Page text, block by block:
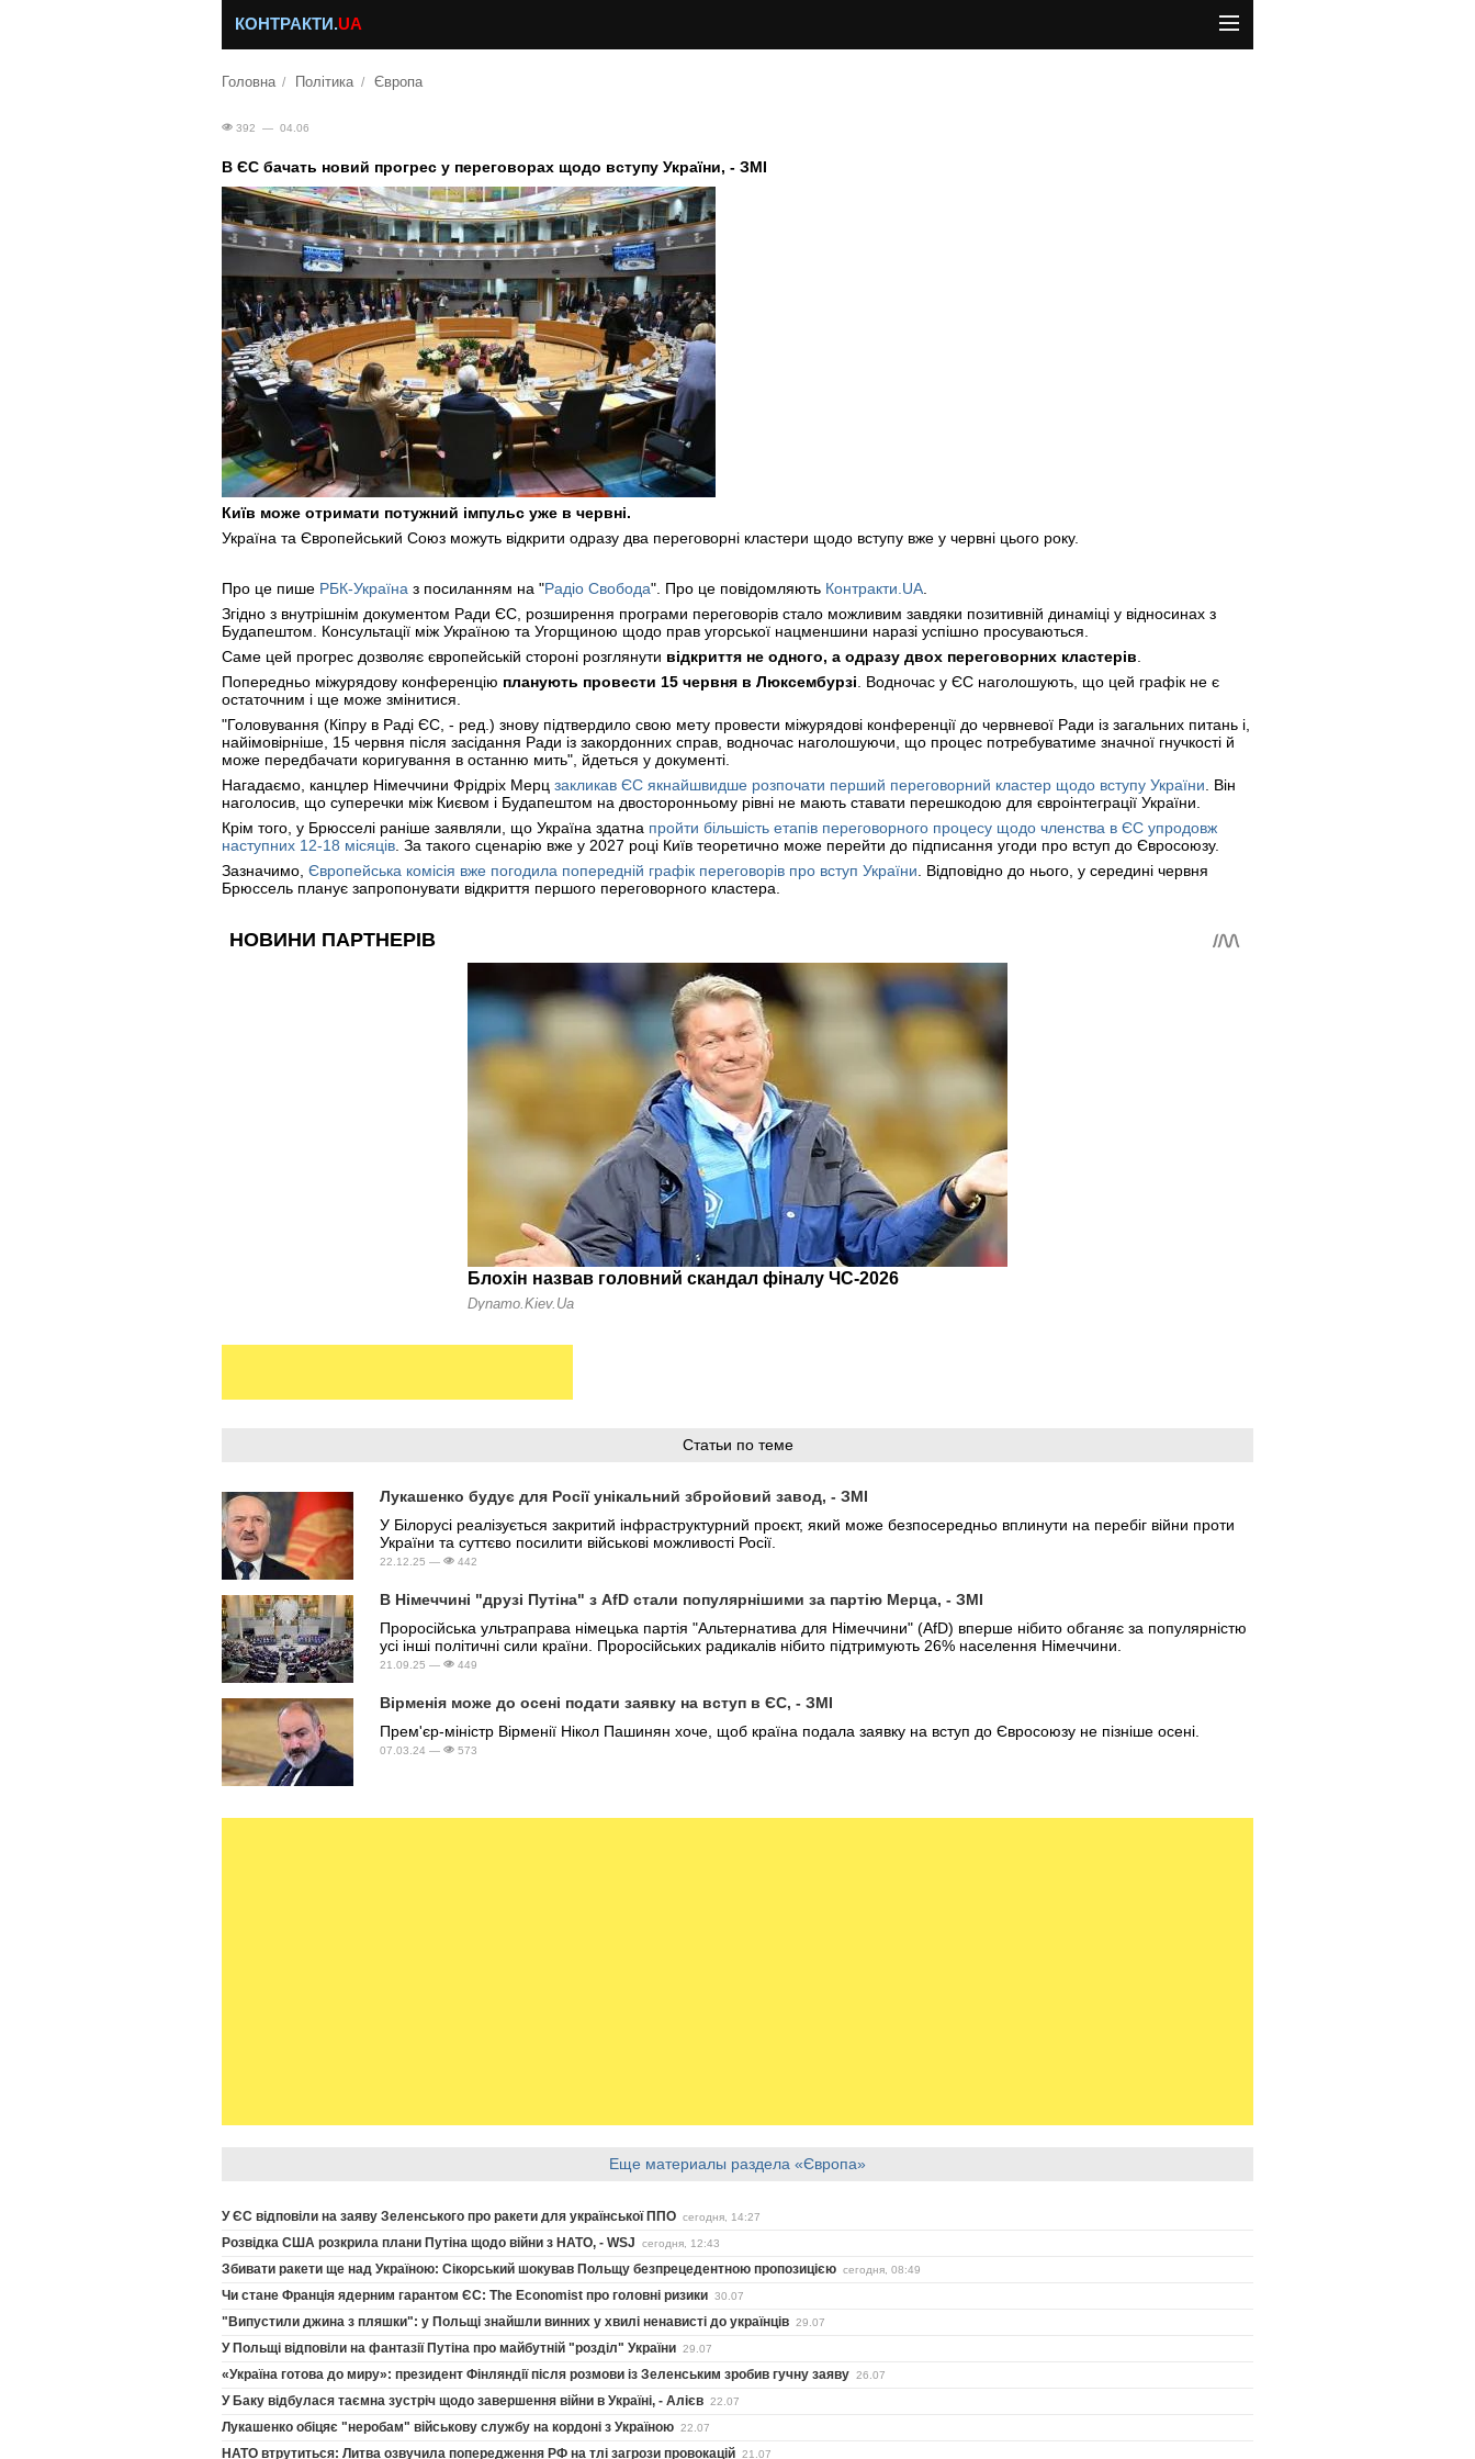
КОНТРАКТИ.UA
Головна Політика Європа
392 — 04.06
В ЄС бачать новий прогрес у переговорах щодо вступу України, - ЗМІ
Київ може отримати потужний імпульс уже в червні.
Україна та Європейський Союз можуть відкрити одразу два переговорні кластери щодо вступу вже у червні цього року.
Про це пише РБК-Україна з посиланням на "Радіо Свобода". Про це повідомляють Контракти.UA
Згідно з внутрішнім документом Ради ЄС, розширення програми переговорів стало можливим завдяки позитивній динаміці у відносинах з
Будапештом. Консультації між Україною та Угорщиною щодо прав угорської нацменшини наразі успішно просуваються.
Саме цей прогрес дозволяє європейській стороні розглянути відкриття не одного, а одразу двох переговорних кластерів
Попередньо міжурядову конференцію планують провести 15 червня в Люксембурзі . Водночас у ЄС наголошують, що цей графік не є
остаточним і ще може змінитися.
"Головування (Кіпру в Раді ЄС, - ред.) знову підтвердило свою мету провести міжурядові конференції до червневої Ради із загальних питань і,
найімовірніше, 15 червня після засідання Ради із закордонних справ, водночас наголошуючи, що процес потребуватиме значної гнучкості й
може передбачати коригування в останню мить", йдеться у документі.
Нагадаємо, канцлер Німеччини Фрідріх Мерц закликав ЄС якнайшвидше розпочати перший переговорний кластер щодо вступу України . Він
наголосив, що суперечки між Києвом і Будапештом на двосторонньому рівні не мають ставати перешкодою для євроінтеграції України.
Крім того, у Брюсселі раніше заявляли, що Україна здатна пройти більшість етапів переговорного процесу щодо членства в ЄС упродовж
наступних 12-18 місяців . За такого сценарію вже у 2027 році Київ теоретично може перейти до підписання угоди про вступ до Євросоюзу.
Зазначимо, Європейська комісія вже погодила попередній графік переговорів про вступ України . Відповідно до нього, у середині червня
Брюссель планує запропонувати відкриття першого переговорного кластера.
Статьи по теме
Лукашенко будує для Росії унікальний збройовий завод, - ЗМІ
У Білорусі реалізується закритий інфраструктурний проєкт, який може безпосередньо вплинути на перебіг війни проти
України та суттєво посилити військові можливості Росії.
22.12.25 — 442
В Німеччині "друзі Путіна" з AfD стали популярнішими за партію Мерца, - ЗМІ
Проросійська ультраправа німецька партія "Альтернатива для Німеччини" (AfD) вперше нібито обганяє за популярністю
усі інші політичні сили країни. Проросійських радикалів нібито підтримують 26% населення Німеччини.
21.09.25 — 449
Вірменія може до осені подати заявку на вступ в ЄС, - ЗМІ
Прем'єр-міністр Вірменії Нікол Пашинян хоче, щоб країна подала заявку на вступ до Євросоюзу не пізніше осені.
07.03.24 — 573
Еще материалы раздела «Європа»
У ЄС відповіли на заяву Зеленського про ракети для української ППО сегодня, 14:27
Розвідка США розкрила плани Путіна щодо війни з НАТО, - WSJ сегодня, 12:43
Збивати ракети ще над Україною: Сікорський шокував Польщу безпрецедентною пропозицією сегодня, 08:49
Чи стане Франція ядерним гарантом ЄС: The Economist про головні ризики 30.07
"Випустили джина з пляшки": у Польщі знайшли винних у хвилі ненависті до українців 29.07
У Польщі відповіли на фантазії Путіна про майбутній "розділ" України 29.07
«Україна готова до миру»: президент Фінляндії після розмови із Зеленським зробив гучну заяву 26.07
У Баку відбулася таємна зустріч щодо завершення війни в Україні, - Алієв 22.07
Лукашенко обіцяє "неробам" військову службу на кордоні з Україною 22.07
НАТО втрутиться: Литва озвучила попередження РФ на тлі загрози провокацій 21.07